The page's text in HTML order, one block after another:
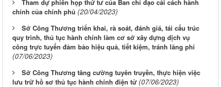
Tham dự phiên họp thứ tư của Ban chỉ đạo cải cách hành
chính của chính phủ (20/04/2023)
Sở Công Thương triển khai, rà soát, đánh giá, tái cấu trúc
quy trình, thủ tục hành chính làm cơ sở xây dựng dịch vụ
công trực tuyến đảm bảo hiệu quả, tiết kiệm, tránh lãng phí
(07/06/2023)
Sở Công Thương tăng cường tuyên truyền, thực hiện việc
lưu trữ hồ sơ thủ tục hành chính điện tử (07/06/2023)